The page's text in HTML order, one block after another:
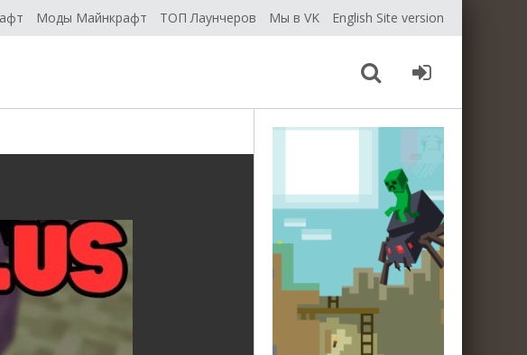
Моды Майнкрафт ТОП Лаунчеров Мы в VK English Site version